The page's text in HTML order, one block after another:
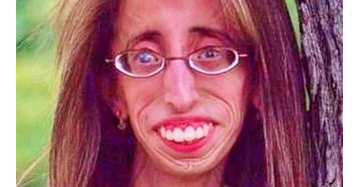
energije pre nego što se one zaista dogode. Danas
možete imati snažan osećaj da se nešto važno sprema.
I zaista, zvezde nagoveštavaju događaj koji može
promeniti vaše emotivno stanje. Moguće je da ćete
konačno dobiti odgovor na pitanje koje vas dugo muči.
U ljubavi se otvara mogućnost za dubok i iskren razgovor.
Ako ste u vezi, partner može otkriti osećanja koja će vas